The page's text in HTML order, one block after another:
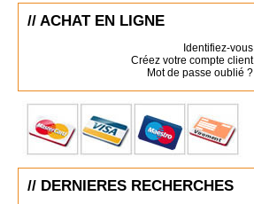
// ACHAT EN LIGNE
Identifiez-vous
Créez votre compte client
Mot de passe oublié ?
// DERNIERES RECHERCHES